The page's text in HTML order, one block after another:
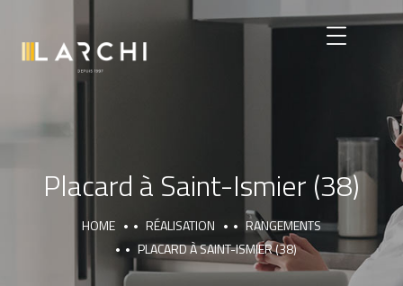
Placard à Saint-Ismier (38)
HOME RÉALISATION
RANGEMENTS
PLACARD À SAINT-ISMIER (38)